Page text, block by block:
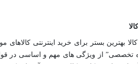
بهترین بستر برای خرید اینترنتی
تخصصی” از ویژگی های مهم و اساسی در